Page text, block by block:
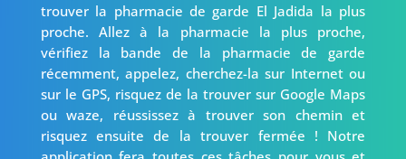
trouver la pharmacie de garde El Jadida la plus
proche. Allez à la pharmacie la plus proche,
vérifiez la bande de la pharmacie de garde
récemment, appelez, cherchez-la sur Internet ou
sur le GPS, risquez de la trouver sur Google Maps
ou waze, réussissez à trouver son chemin et
risquez ensuite de la trouver fermée ! Notre